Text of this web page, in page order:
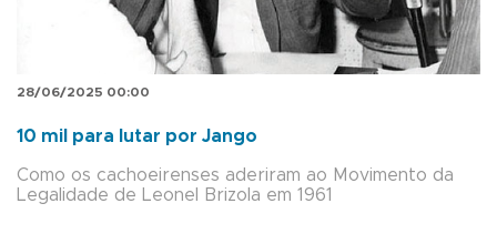
28/06/2025 00:00
10 mil para lutar por Jango
Como os cachoeirenses aderiram ao Movimento da
Legalidade de Leonel Brizola em 1961